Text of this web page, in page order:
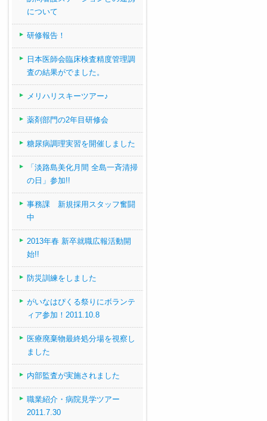
について
研修報告！
日本医師会臨床検査精度管理調
査の結果がでました。
メリハリスキーツアー♪
薬剤部門の2年目研修会
糖尿病調理実習を開催しました
「淡路島美化月間 全島一斉清掃
の日」参加!!
事務課 新規採用スタッフ奮闘
中
2013年春 新卒就職広報活動開
始!!
防災訓練をしました
がいなはぴくる祭りにボランテ
ィア参加！2011.10.8
医療廃棄物最終処分場を視察し
ました
内部監査が実施されました
職業紹介・病院見学ツアー
2011.7.30